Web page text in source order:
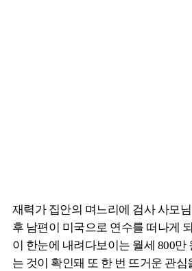
재력가 집안의 며느리에 검사 사모
후 남편이 미국으로 연수를 떠나게
이 한눈에 내려다보이는 월세 800만
는 것이 확인돼 또 한 번 뜨거운 관심